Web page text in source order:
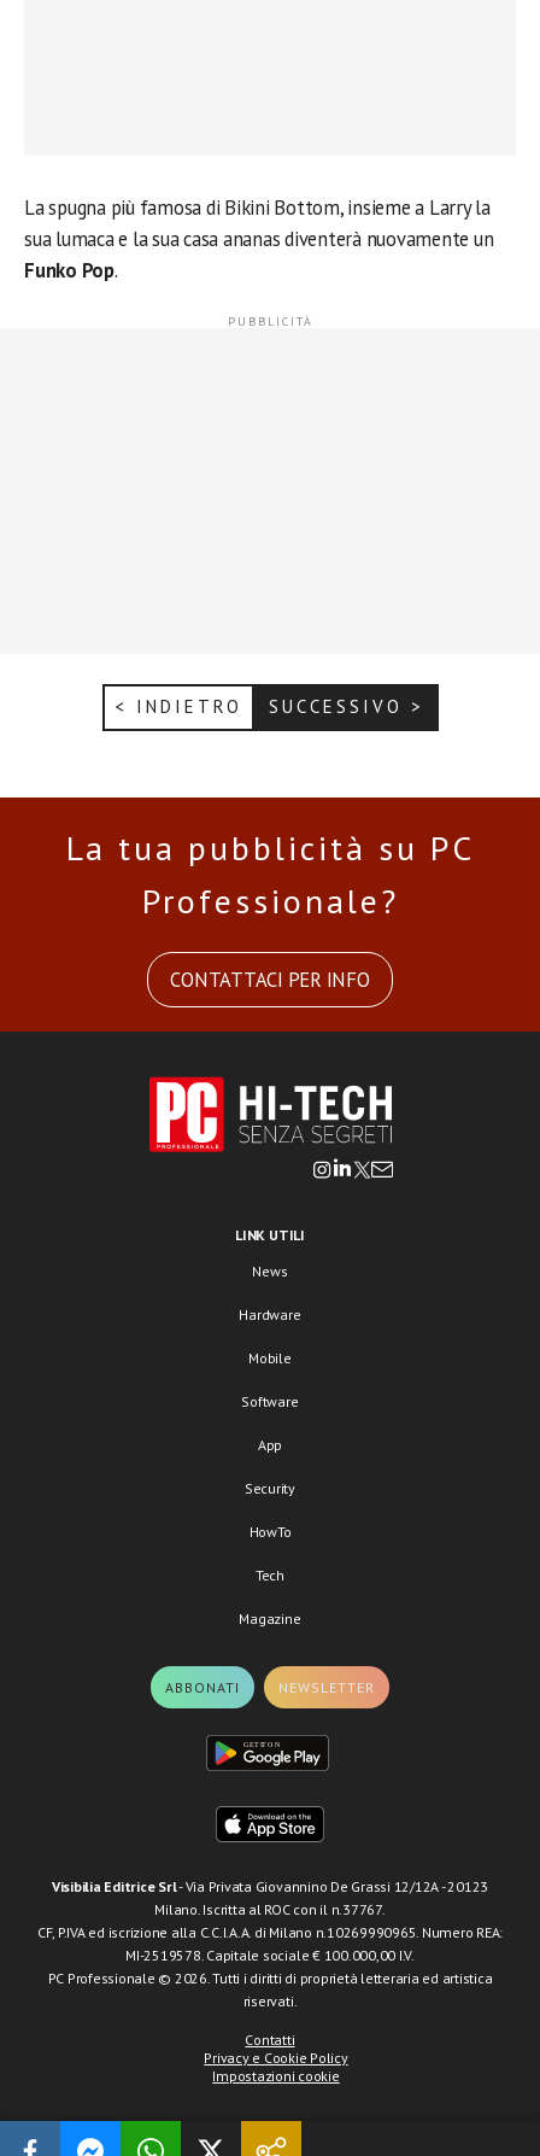
La spugna più famosa di Bikini Bottom, insieme a Larry la
sua lumaca e la sua casa ananas diventerà nuovamente un
Funko Pop.
< INDIETRO SUCCESSIVO >
La tua pubblicità su PC
Professionale?
CONTATTACI PER INFO
LINK UTILI
News
Hardware
Mobile
Software
App
Security
HowTo
Tech
Magazine
ABBONATI NEWSLETTER
Visibilia Editrice Srl- Via Privata Giovannino De Grassi 12/12A - 20123
Milano. Iscritta al ROC con il n.37767.
CF, P.IVA ed iscrizione alla C.C.I.A.A. di Milano n.10269990965. Numero REA:
MI-2519578. Capitale sociale € 100.000,00 I.V.
PC Professionale © 2026. Tutti i diritti di proprietà letteraria ed artistica
riservati.
Contatti
Privacy e Cookie Policy
Impostazioni cookie